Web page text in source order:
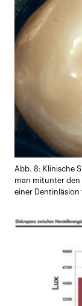
Abb. 8: Klinische
man mitunter den
einer Dentinläsion